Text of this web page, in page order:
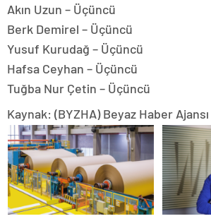
Akın Uzun – Üçüncü
Berk Demirel – Üçüncü
Yusuf Kurudağ – Üçüncü
Hafsa Ceyhan – Üçüncü
Tuğba Nur Çetin – Üçüncü
Kaynak: (BYZHA) Beyaz Haber Ajansı